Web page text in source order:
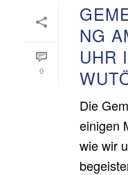
0
NG
UHR
Die
einigen
wie wir